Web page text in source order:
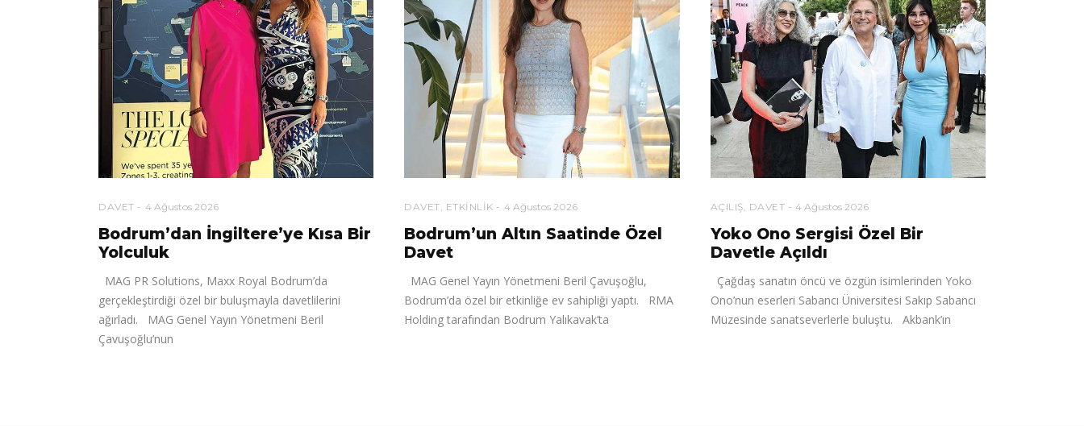
DAVET 4 Ağustos 2026
Bodrum’dan İngiltere’ye Kısa Bir
Yolculuk
MAG PR Solutions, Maxx Royal Bodrum’da
gerçekleştirdiği özel bir buluşmayla davetlilerini
ağırladı. MAG Genel Yayın Yönetmeni Beril
Çavuşoğlu’nun
DAVET, ETKINLIK 4 Ağustos 2026
Bodrum’un Altın Saatinde Özel
Davet
MAG Genel Yayın Yönetmeni Beril Çavuşoğlu,
Bodrum’da özel bir etkinliğe ev sahipliği yaptı. RMA
Holding tarafından Bodrum Yalıkavak’ta
AÇILIŞ, DAVET 4 Ağustos 2026
Yoko Ono Sergisi Özel Bir
Davetle Açıldı
Çağdaş sanatın öncü ve özgün isimlerinden Yoko
Ono’nun eserleri Sabancı Üniversitesi Sakıp Sabancı
Müzesinde sanatseverlerle buluştu. Akbank’ın